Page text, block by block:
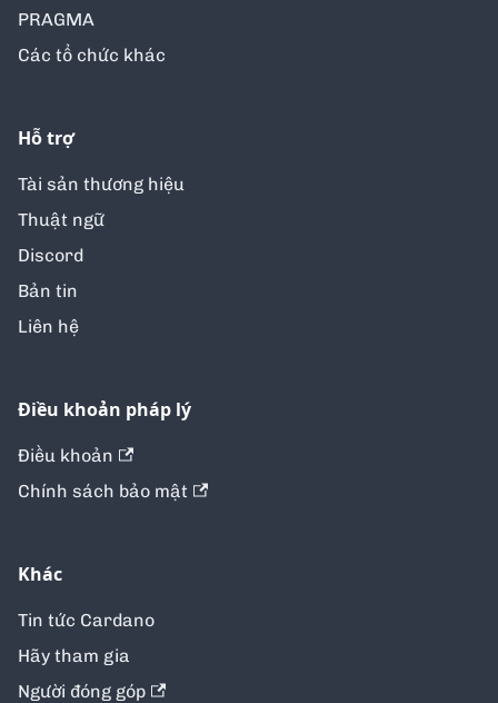
PRAGMA
Các tổ chức khác
Hỗ trợ
Tài sản thương hiệu
Thuật ngữ
Discord
Bản tin
Liên hệ
Điều khoản pháp lý
Điều khoản
Chính sách bảo mật
Khác
Tin tức Cardano
Hãy tham gia
Người đóng góp